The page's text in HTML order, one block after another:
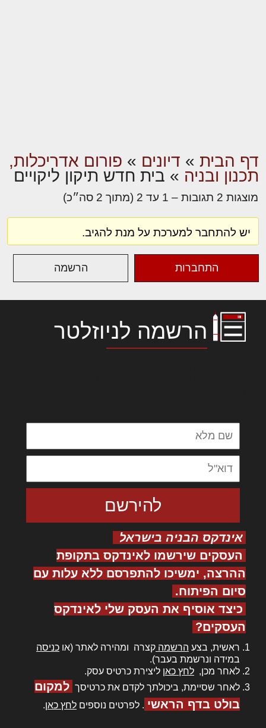
דף הבית » דיונים » פורום אדריכלות,
תכנון ובניה » בית חדש תיקון ליקויים
מוצגות 2 תגובות – 1 עד 2 (מתוך 2 סה״כ)
יש להתחבר למערכת על מנת להגיב.
התחברות הרשמה
הרשמה לניוזלטר
אינדקס הבניה בישראל
העסקים שירשמו לאינדקס בתקופת
ההרצה, ימשיכו להתפרסם ללא עלות עם
סיום הפיתוח.
כיצד אוסיף את העסק שלי לאינדקס
העסקים?
ראשית, בצע הרשמה קצרה ומהירה לאתר (או כניסה
במידה ונרשמת בעבר).
לאחר מכן, לחץ כאן ליצירת כרטיס עסק.
לאחר שסיימת, ביכולתך לקדם את כרטיסך למקום
בולט בדף הראשי . לפרטים נוספים לחץ כאן.